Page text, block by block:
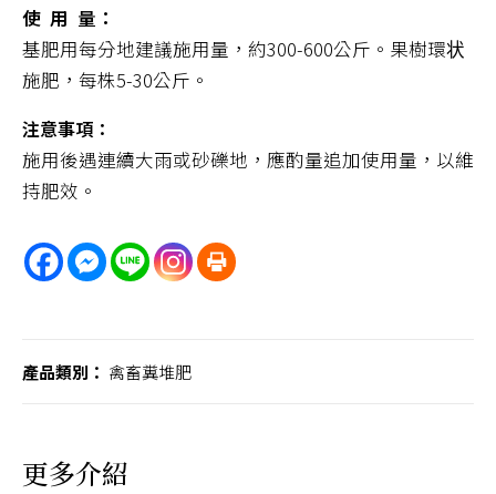
使 用 量：
基肥用每分地建議施用量，約300-600公斤。果樹環状
施肥，每株5-30公斤。
注意事項：
施用後遇連續大雨或砂礫地，應酌量追加使用量，以維
持肥效。
產品類別： 禽畜糞堆肥
更多介紹